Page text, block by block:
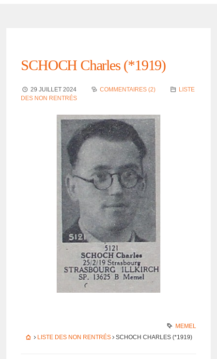
SCHOCH Charles (*1919)
29 JUILLET 2024 COMMENTAIRES (2)
LISTE
DES NON RENTRÉS
MEMEL
LISTE DES NON RENTRÉS
SCHOCH CHARLES (*1919)